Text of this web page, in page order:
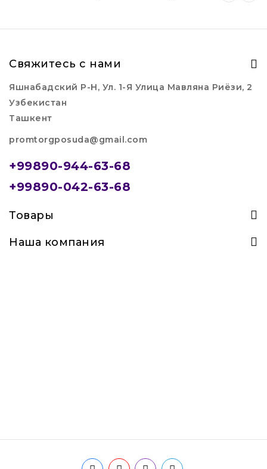
Свяжитесь с нами
Яшнабадский Р-Н, Ул. 1-Я Улица Мавляна Риёзи, 2
Узбекистан
Ташкент
promtorgposuda@gmail.com
+99890-944-63-68
+99890-042-63-68
Товары
Наша компания